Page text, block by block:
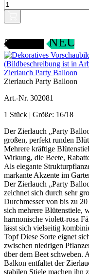
NEU
Zierlauch Party Balloon
Zierlauch Party Balloon
Art.-Nr. 302081
1 Stück | Größe: 16/18
Der Zierlauch „Party
großen, perfekt runden
Mehrere kräftige
Wirkung, die Beete,
Als elegante
markante Akzente im
Der Zierlauch „Party
zeichnet sich durch sehr
Durchmesser von bis zu
sich mehrere Blütenstiele,
harmonische violett-rosa
lässt sich vielseitig
Topf Diese Sorte eignet
zwischen niedrigen
über dem Beet schweben.
Balkon entfaltet der
stabilen Stiele machen ihn